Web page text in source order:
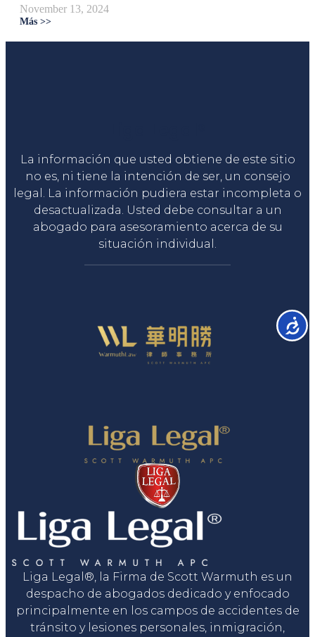
November 13, 2024
Más >>
La información que usted obtiene de este sitio
no es, ni tiene la intención de ser, un consejo
legal. La información pudiera estar incompleta o
desactualizada. Usted debe consultar a un
abogado para asesoramiento acerca de su
situación individual.
Liga Legal®, la Firma de Scott Warmuth es un
despacho de abogados dedicado y enfocado
principalmente en los campos de accidentes de
tránsito y lesiones personales, inmigración,